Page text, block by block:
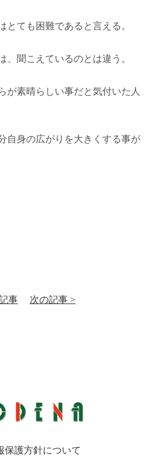
とても困難であると言える。
、聞こえているのとは違う。
が素晴らしい事だと気付いた人
自身の広がりを大きくする事が
事 次の記事 >
保護方針について